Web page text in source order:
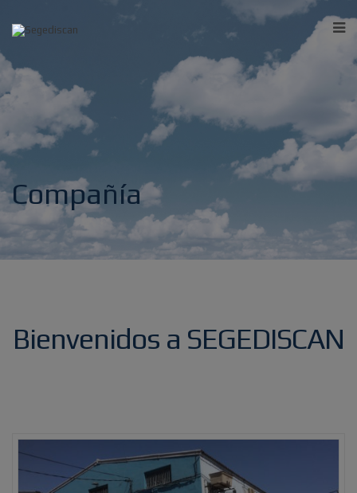
Compañía
Bienvenidos a SEGEDISCAN